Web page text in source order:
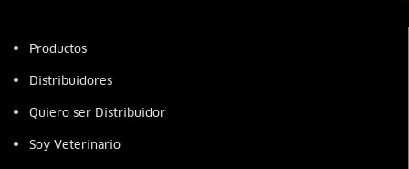
Productos
Distribuidores
Quiero ser Distribuidor
Soy Veterinario